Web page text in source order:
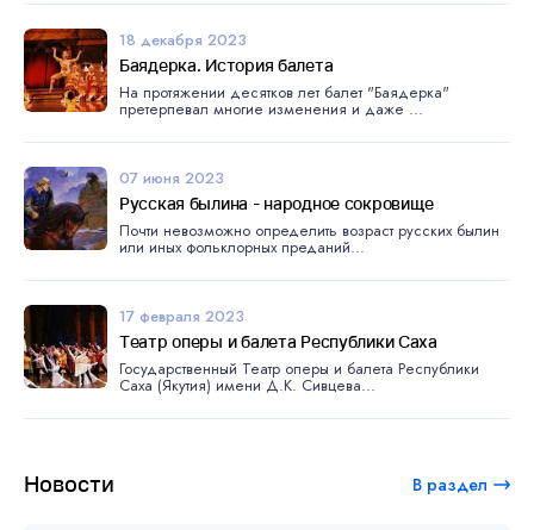
Новости В раздел
18 декабря 2023
Баядерка. История балета
На протяжении десятков лет балет "Баядерка"
претерпевал многие изменения и даже ...
07 июня 2023
Русская былина - народное сокровище
Почти невозможно определить возраст русских былин
или иных фольклорных преданий...
17 февраля 2023
Театр оперы и балета Республики Саха
Государственный Театр оперы и балета Республики
Саха (Якутия) имени Д.К. Сивцева...